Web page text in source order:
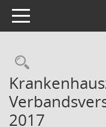
Toggle navigation
2017